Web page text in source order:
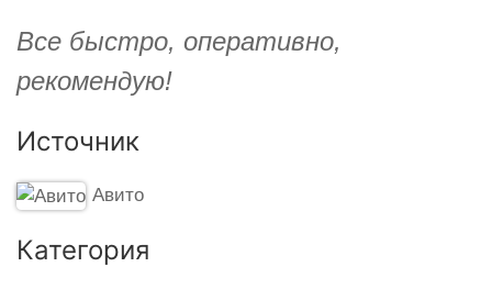
Все быстро, оперативно,
рекомендую!
Источник
Авито
Категория